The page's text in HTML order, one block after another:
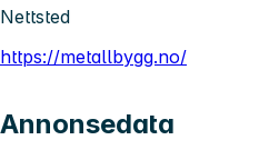
Nettsted
https://metallbygg.no/
Annonsedata